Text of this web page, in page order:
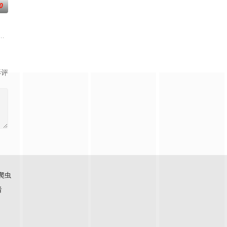
在柏林，时间是前一季的两年半之后，Carrie Mathison不再是情报员，而是
虫